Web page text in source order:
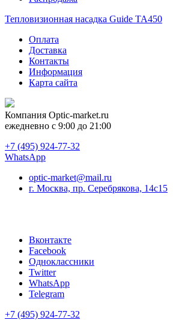
Тепловизионная насадка Guide TA450
Оплата
Доставка
Контакты
Информация
Карта сайта
Компания Optic-market.ru
ежедневно с 9:00 до 21:00
+7 (495) 924-77-32
WhatsApp
optic-market@mail.ru
г. Москва, пр. Серебрякова, 14с15
Вконтакте
Facebook
Одноклассники
Twitter
WhatsApp
Telegram
+7 (495) 924-77-32